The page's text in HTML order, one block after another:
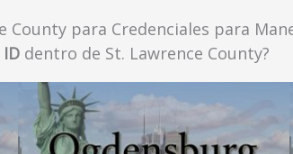
County para Credenciales para
dentro de St. Lawrence County?